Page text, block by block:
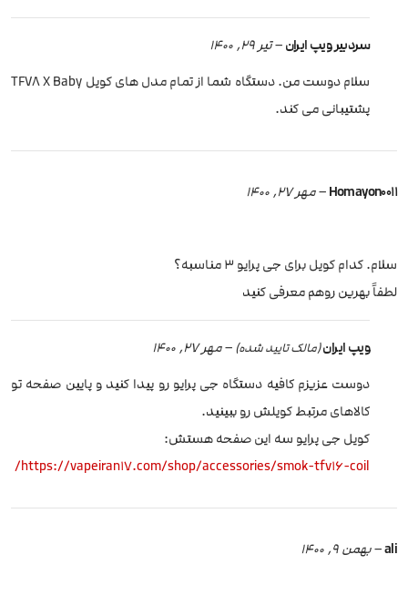
سردبیر ویپ ایران– تیر 29, 1400
سلام دوست من. دستگاه شما از تمام مدل های کویل TFV8 X Baby
پشتیبانی می کند.
Homayon0011
– مهر 27, 1400
سلام. کدام کویل برای جی پرایو 3 مناسبه؟
لطفاً بهرین روهم معرفی کنید
ویپ ایران(مالک تایید شده) – مهر 27, 1400
دوست عزیزم کافیه دستگاه جی پرایو رو پیدا کنید و پایین صفحه تو
کالاهای مرتبط کویلش رو ببینید.
کویل جی پرایو سه این صفحه هستش:
https://vapeiran17.com/shop/accessories/smok-tfv16-coil/
ali
–بهمن 9, 1400